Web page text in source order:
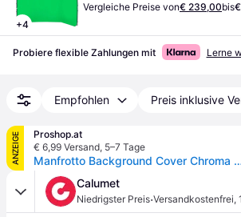
+4
Vergleiche Preise von€ 239,00bis
Probiere flexible Zahlungen mit Lerne
Empfohlen Preis inklusive
ANZEIGE
Proshop.at
€ 6,99 Versand, 5–7 Tage
Manfrotto Background Cover
Calumet
Niedrigster Preis·Versandkostenfrei,